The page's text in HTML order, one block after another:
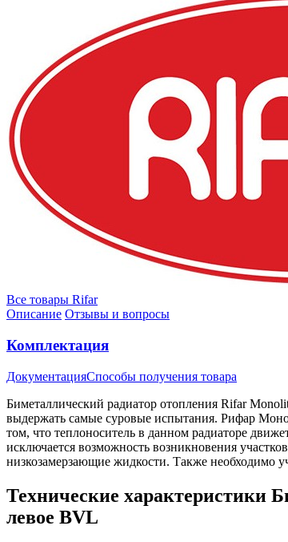
Все товары Rifar
Описание Отзывы и вопросы
Комплектация
ДокументацияСпособы получения товара
Биметаллический радиатор отопления Rifar
выдержать самые суровые испытания. Рифар
том, что теплоноситель в данном радиаторе
исключается возможность возникновения
низкозамерзающие жидкости. Также необходимо
Технические характеристики
левое BVL